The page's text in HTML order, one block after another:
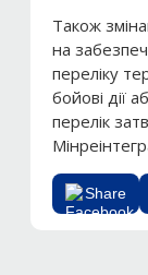
Також
на
переліку
бойові дії
перелік
Share